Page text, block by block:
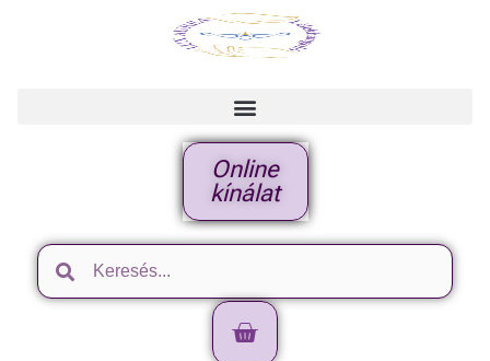
Online
kínálat